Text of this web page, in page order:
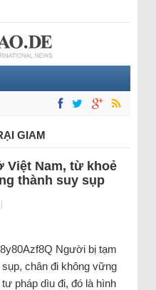
GIAM
Việt Nam, từ khoẻ
thành suy sụp
|
Người bị tạm
chân đi không vững
pháp dìu đi, đó là hình